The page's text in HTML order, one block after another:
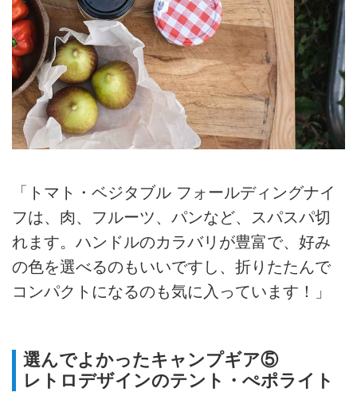
「トマト・ベジタブル フォールディングナイ
フは、肉、フルーツ、パンなど、スパスパ切
れます。ハンドルのカラバリが豊富で、好み
の色を選べるのもいいですし、折りたたんで
コンパクトになるのも気に入っています！」
選んでよかったキャンプギア⑤
レトロデザインのテント・ぺポライト